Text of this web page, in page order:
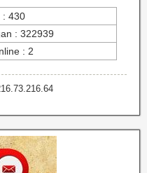
: 430
: 322939
: 2